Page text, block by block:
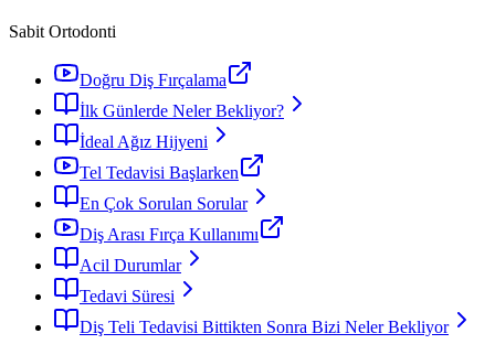
Sabit Ortodonti
Doğru Diş Fırçalama
İlk Günlerde Neler Bekliyor?
İdeal Ağız Hijyeni
Tel Tedavisi Başlarken
En Çok Sorulan Sorular
Diş Arası Fırça Kullanımı
Acil Durumlar
Tedavi Süresi
Diş Teli Tedavisi Bittikten Sonra Bizi Neler Bekliyor